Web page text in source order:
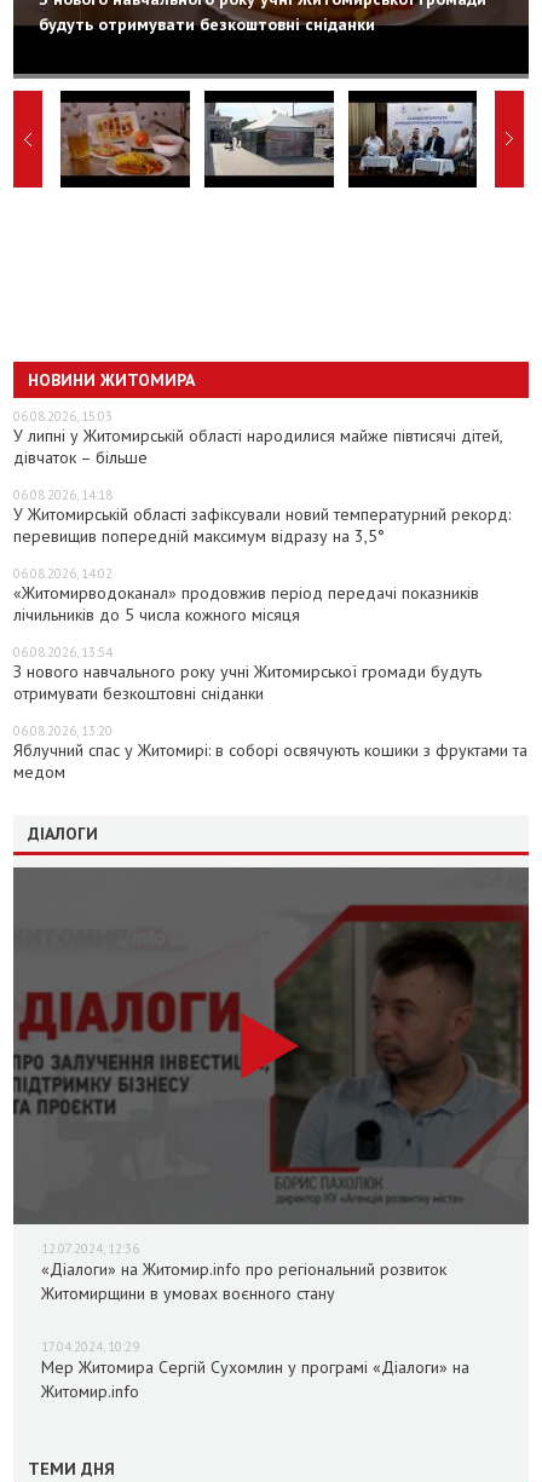
будуть отримувати безкоштовні сніданки
НОВИНИ ЖИТОМИРА
06.08.2026, 15:03
У липні у Житомирській області народилися майже півтисячі дітей,
дівчаток – більше
06.08.2026, 14:18
У Житомирській області зафіксували новий температурний рекорд:
перевищив попередній максимум відразу на 3,5°
06.08.2026, 14:02
«Житомирводоканал» продовжив період передачі показників
лічильників до 5 числа кожного місяця
06.08.2026, 13:54
З нового навчального року учні Житомирської громади будуть
отримувати безкоштовні сніданки
06.08.2026, 13:20
Яблучний спас у Житомирі: в соборі освячують кошики з фруктами та
медом
ДІАЛОГИ
12.07.2024, 12:36
«Діалоги» на Житомир.info про регіональний розвиток
Житомирщини в умовах воєнного стану
17.04.2024, 10:29
Мер Житомира Сергій Сухомлин у програмі «Діалоги» на
Житомир.info
ТЕМИ ДНЯ